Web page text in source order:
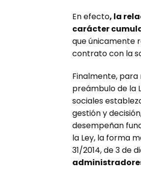
En efecto, la
carácter
que únicamente
contrato con la
Finalmente,
preámbulo de la
sociales
gestión y
desempeñan
la Ley, la forma
31/2014, de 3 de